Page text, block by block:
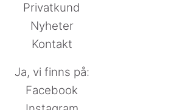
Privatkund
Nyheter
Kontakt
Ja, vi finns på:
Facebook